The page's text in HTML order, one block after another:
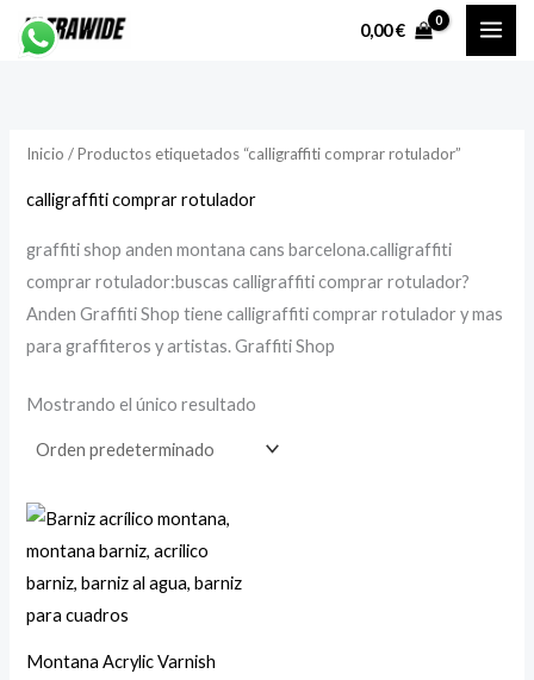
0,00€
Inicio / Productos etiquetados “calligraffiti comprar rotulador”
calligraffiti comprar rotulador
graffiti shop anden montana cans barcelona.calligraffiti
comprar rotulador:buscas calligraffiti comprar rotulador?
Anden Graffiti Shop tiene calligraffiti comprar rotulador y mas
para graffiteros y artistas. Graffiti Shop
Mostrando el único resultado
Montana Acrylic Varnish